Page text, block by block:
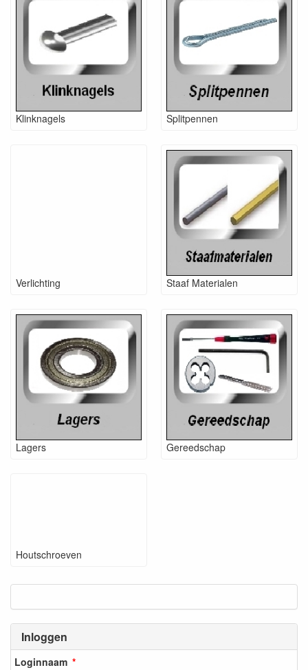
Inloggen
Loginnaam
Klinknagels Splitpennen
Verlichting Staaf Materialen
Lagers Gereedschap
Houtschroeven